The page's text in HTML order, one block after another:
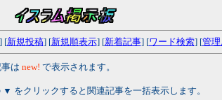
[新規投稿] [新規順表示] [新着記事] [ワード検索] [管理
は new! で表示されます。
▼ をクリックすると関連記事を一括表示します。